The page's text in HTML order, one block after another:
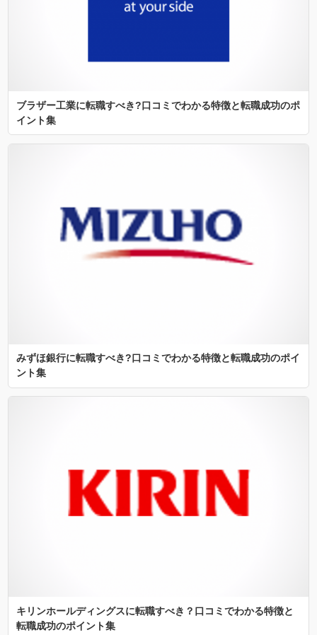
ブラザー工業に転職すべき?口コミでわかる特徴と転職成功のポ
イント集
みずほ銀行に転職すべき?口コミでわかる特徴と転職成功のポイ
ント集
キリンホールディングスに転職すべき？口コミでわかる特徴と
転職成功のポイント集